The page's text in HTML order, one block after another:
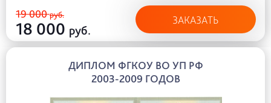
19 000руб.
18 000 руб.
ЗАКАЗАТЬ
ДИПЛОМ ФГКОУ ВО УП РФ
2003-2009 ГОДОВ